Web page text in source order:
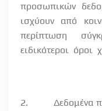
προσωπικών
ισχύουν
από
περίπτωση
ειδικότεροι όροι
2. Δεδομένα